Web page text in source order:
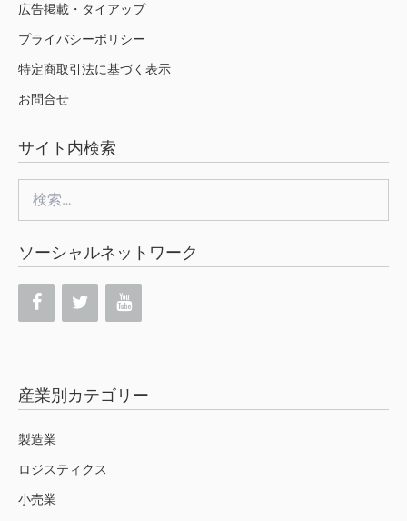
広告掲載・タイアップ
プライバシーポリシー
特定商取引法に基づく表示
お問合せ
サイト内検索
索:
ソーシャルネットワーク
産業別カテゴリー
製造業
ロジスティクス
小売業